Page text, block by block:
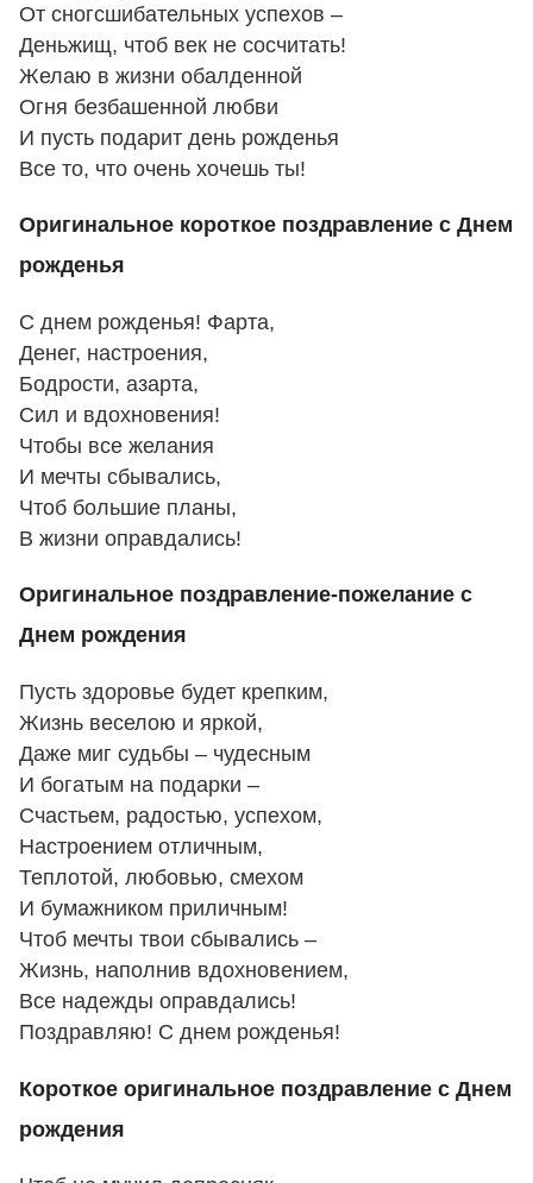
От сногсшибательных успехов –
Деньжищ, чтоб век не сосчитать!
Желаю в жизни обалденной
Огня безбашенной любви
И пусть подарит день рожденья
Все то, что очень хочешь ты!
Оригинальное короткое поздравление с Днем
рожденья
С днем рожденья! Фарта,
Денег, настроения,
Бодрости, азарта,
Сил и вдохновения!
Чтобы все желания
И мечты сбывались,
Чтоб большие планы,
В жизни оправдались!
Оригинальное поздравление-пожелание с
Днем рождения
Пусть здоровье будет крепким,
Жизнь веселою и яркой,
Даже миг судьбы – чудесным
И богатым на подарки –
Счастьем, радостью, успехом,
Настроением отличным,
Теплотой, любовью, смехом
И бумажником приличным!
Чтоб мечты твои сбывались –
Жизнь, наполнив вдохновением,
Все надежды оправдались!
Поздравляю! С днем рожденья!
Короткое оригинальное поздравление с Днем
рождения